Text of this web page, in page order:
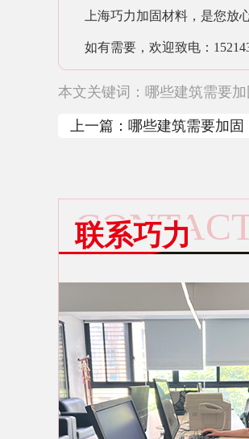
上海巧力加固材料 ， 是您放
如有需要，欢迎致电：
本文关键词： 哪些建筑需要
上一篇： 哪些建筑需要加固
联系巧力